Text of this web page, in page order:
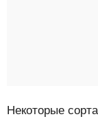
Некоторые